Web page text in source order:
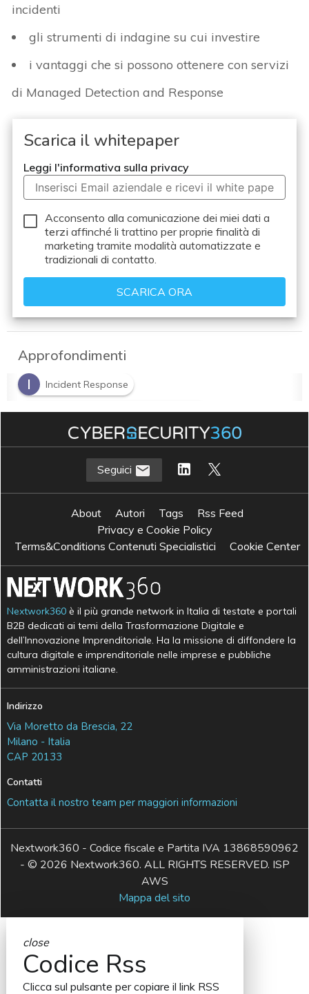
incidenti
gli strumenti di indagine su cui investire
i vantaggi che si possono ottenere con servizi
di Managed Detection and Response
Scarica il whitepaper
Leggi l'informativa sulla privacy
Acconsento alla comunicazione dei miei dati a
terzi affinché li trattino per proprie finalità di
marketing tramite modalità automatizzate e
tradizionali di contatto.
Approfondimenti
I
Incident Response
M Managed Detection and Response
sicurezza IT
Seguici
About Autori Tags
Rss Feed
Privacy e Cookie Policy
Terms&Conditions Contenuti Specialistici
Cookie Center
Nextwork360 è il più grande network in Italia di testate e portali
B2B dedicati ai temi della Trasformazione Digitale e
dell’Innovazione Imprenditoriale. Ha la missione di diffondere la
cultura digitale e imprenditoriale nelle imprese e pubbliche
amministrazioni italiane.
Indirizzo
Via Moretto da Brescia, 22
Milano - Italia
CAP 20133
Contatti
Contatta il nostro team per maggiori informazioni
Nextwork360 - Codice fiscale e Partita IVA 13868590962
- © 2026 Nextwork360. ALL RIGHTS RESERVED. ISP
AWS
Mappa del sito
close
Codice Rss
Clicca sul pulsante per copiare il link RSS